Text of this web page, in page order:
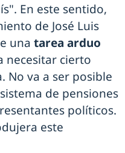
En este sentido,
de José Luis
una tarea arduo
necesitar cierto
No va a ser posible
de pensiones
políticos.
este